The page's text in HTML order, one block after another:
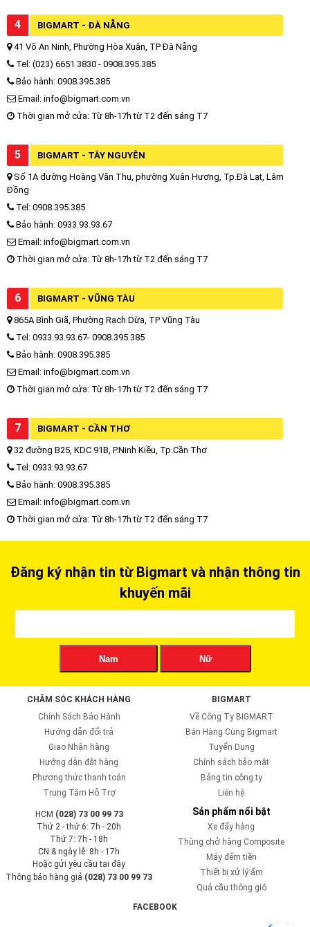
4 BIGMART - ĐÀ NẴNG
41 Võ An Ninh, Phường Hòa Xuân, TP Đà Nẵng
Tel: (023) 6651 3830 - 0908.395.385
Bảo hành: 0908.395.385
Email: info@bigmart.com.vn
Thời gian mở cửa: Từ 8h-17h từ T2 đến sáng T7
5 BIGMART - TÂY NGUYÊN
Số 1A đường Hoàng Văn Thụ, phường Xuân Hương, Tp.Đà Lạt, Lâm
Đồng
Tel: 0908.395.385
Bảo hành: 0933.93.93.67
Email: info@bigmart.com.vn
Thời gian mở cửa: Từ 8h-17h từ T2 đến sáng T7
6 BIGMART - VŨNG TÀU
865A Bình Giã, Phường Rạch Dừa, TP Vũng Tàu
Tel: 0933.93.93.67- 0908.395.385
Bảo hành: 0908.395.385
Email: info@bigmart.com.vn
Thời gian mở cửa: Từ 8h-17h từ T2 đến sáng T7
7 BIGMART - CẦN THƠ
32 đường B25, KDC 91B, P.Ninh Kiều, Tp.Cần Thơ
Tel: 0933.93.93.67
Bảo hành: 0908.395.385
Email: info@bigmart.com.vn
Thời gian mở cửa: Từ 8h-17h từ T2 đến sáng T7
Đăng ký nhận tin từ Bigmart và nhận thông tin
khuyến mãi
Nam Nữ
CHĂM SÓC KHÁCH HÀNG
Chính Sách Bảo Hành
Hướng dẫn đổi trả
Giao Nhận hàng
Hướng dẫn đặt hàng
Phương thức thanh toán
Trung Tâm Hỗ Trợ
BIGMART
Về Công Ty BIGMART
Bán Hàng Cùng Bigmart
Tuyển Dụng
Chính sách bảo mật
Bảng tin công ty
Liên hệ
HCM (028) 73 00 99 73
Thứ 2 - thứ 6: 7h - 20h
Thứ 7: 7h - 18h
CN & ngày lễ: 8h - 17h
Hoặc gửi yêu cầu tại đây
Thông báo hàng giả (028) 73 00 99 73
Sản phẩm nổi bật
Xe đẩy hàng
Thùng chở hàng Composite
Máy đếm tiền
Thiết bị xử lý ẩm
Quả cầu thông gió
FACEBOOK